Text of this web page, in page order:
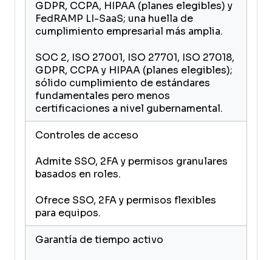
GDPR, CCPA, HIPAA (planes elegibles) y
FedRAMP LI-SaaS; una huella de
cumplimiento empresarial más amplia.
SOC 2, ISO 27001, ISO 27701, ISO 27018,
GDPR, CCPA y HIPAA (planes elegibles);
sólido cumplimiento de estándares
fundamentales pero menos
certificaciones a nivel gubernamental.
Controles de acceso
Admite SSO, 2FA y permisos granulares
basados en roles.
Ofrece SSO, 2FA y permisos flexibles
para equipos.
Garantía de tiempo activo